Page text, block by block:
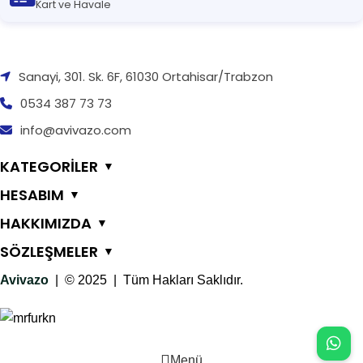
Kart ve Havale
Sanayi, 301. Sk. 6F, 61030 Ortahisar/Trabzon
0534 387 73 73
info@avivazo.com
KATEGORİLER ▼
HESABIM ▼
HAKKIMIZDA ▼
SÖZLEŞMELER ▼
Avivazo | © 2025 | Tüm Hakları Saklıdır.
Menü